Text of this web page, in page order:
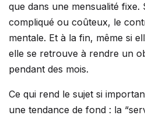
que dans une mensualité fixe.
compliqué ou coûteux, le
mentale. Et à la fin, même si
elle se retrouve à rendre un
pendant des mois.
Ce qui rend le sujet si
une tendance de fond : la